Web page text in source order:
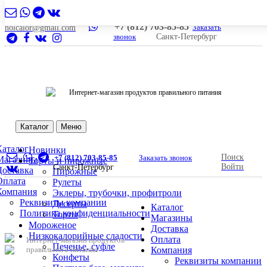
nolcalor@gmail.com +7 (812) 703-85-85 Заказать
звонок
Санкт-Петербург
Интернет-магазин продуктов правильного питания
Каталог Меню
Реквизиты компании
Политика конфиденциальности
Новинки
Торты и пирожные
Пирожные
Рулеты
Эклеры, трубочки, профитроли
Десерты
Торты
Мороженое
Низкокалорийные сладости
Печенье, суфле
Конфеты
+7 (812) 703-85-85
Заказать звонок
Санкт-Петербург
Поиск
Войти
Интернет-магазин продуктов
правильного питания
Каталог
Магазины
Доставка
Оплата
Компания
Реквизиты компании